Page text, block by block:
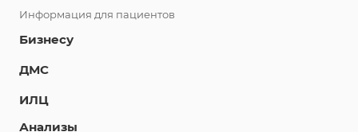
Информация для пациентов
Бизнесу
ДМС
ИЛЦ
Анализы